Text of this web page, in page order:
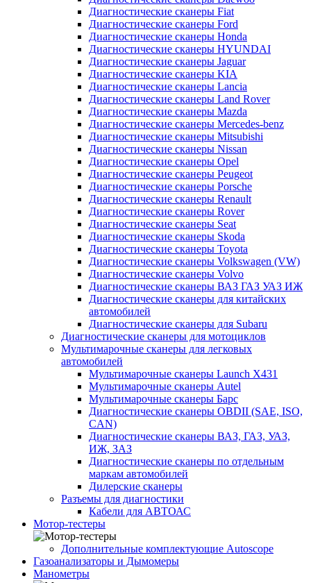
Диагностические сканеры Fiat
Диагностические сканеры Ford
Диагностические сканеры Honda
Диагностические сканеры HYUNDAI
Диагностические сканеры Jaguar
Диагностические сканеры KIA
Диагностические сканеры Lancia
Диагностические сканеры Land Rover
Диагностические сканеры Mazda
Диагностические сканеры Mercedes-benz
Диагностические сканеры Mitsubishi
Диагностические сканеры Nissan
Диагностические сканеры Opel
Диагностические сканеры Peugeot
Диагностические сканеры Porsche
Диагностические сканеры Renault
Диагностические сканеры Rover
Диагностические сканеры Seat
Диагностические сканеры Skoda
Диагностические сканеры Toyota
Диагностические сканеры Volkswagen (VW)
Диагностические сканеры Volvo
Диагностические сканеры ВАЗ ГАЗ УАЗ ИЖ
Диагностические сканеры для китайских
автомобилей
Диагностические сканеры для Subaru
Диагностические сканеры для мотоциклов
Мультимарочные сканеры для легковых
автомобилей
Мультимарочные сканеры Launch X431
Мультимарочные сканеры Autel
Мультимарочные сканеры Барс
Диагностические сканеры OBDII (SAE, ISO,
CAN)
Диагностические сканеры ВАЗ, ГАЗ, УАЗ,
ИЖ, ЗАЗ
Диагностические сканеры по отдельным
маркам автомобилей
Дилерские сканеры
Разъемы для диагностики
Кабели для АВТОАС
Мотор-тестеры
Дополнительные комплектующие Autoscope
Газоанализаторы и Дымомеры
Манометры